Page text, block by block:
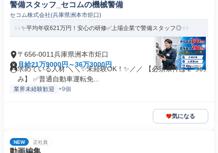
警備スタッフ_セコムの機械警備
セコム株式会社(兵庫県洲本市炬口)
✨平均年収621万円！安心の研修✅️上場企業で警備スタッフ◎
〒656-0011兵庫県洲本市炬口
月給21万9000円～36万3000円
求めている人材 ＼＼✨未経験OK！✨／／ 【必須条件は２つの
み】 ✅️普通自動車運転免...
業界未経験歓迎 +9個
気になる
NEW 正社員
動画編集